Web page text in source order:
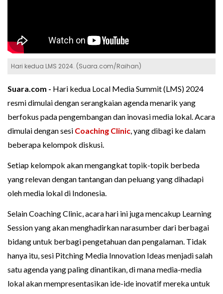
Hari kedua LMS 2024. (Suara.com/Raihan)
Suara.com - Hari kedua Local Media Summit (LMS) 2024
resmi dimulai dengan serangkaian agenda menarik yang
berfokus pada pengembangan dan inovasi media lokal. Acara
dimulai dengan sesi Coaching Clinic, yang dibagi ke dalam
beberapa kelompok diskusi.
Setiap kelompok akan mengangkat topik-topik berbeda
yang relevan dengan tantangan dan peluang yang dihadapi
oleh media lokal di Indonesia.
Selain Coaching Clinic, acara hari ini juga mencakup Learning
Session yang akan menghadirkan narasumber dari berbagai
bidang untuk berbagi pengetahuan dan pengalaman. Tidak
hanya itu, sesi Pitching Media Innovation Ideas menjadi salah
satu agenda yang paling dinantikan, di mana media-media
lokal akan mempresentasikan ide-ide inovatif mereka untuk